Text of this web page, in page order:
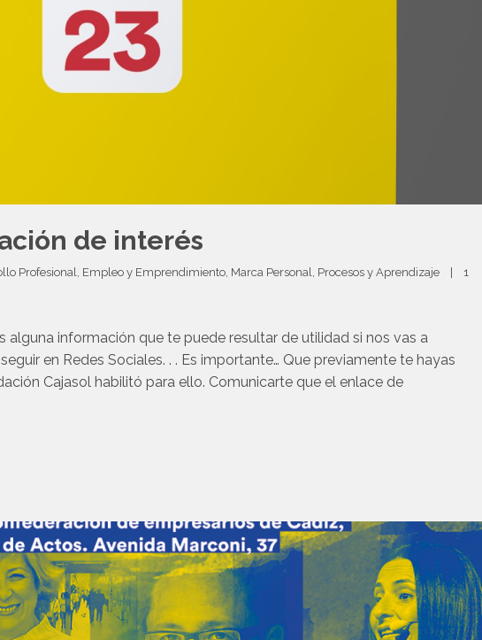
de interés
Profesional Empleo y Emprendimiento Marca Personal Procesos y Aprendizaje
1
alguna información que te puede resultar de utilidad si nos vas a
en Redes Sociales. . . Es importante… Que previamente te hayas
Cajasol habilitó para ello. Comunicarte que el enlace de